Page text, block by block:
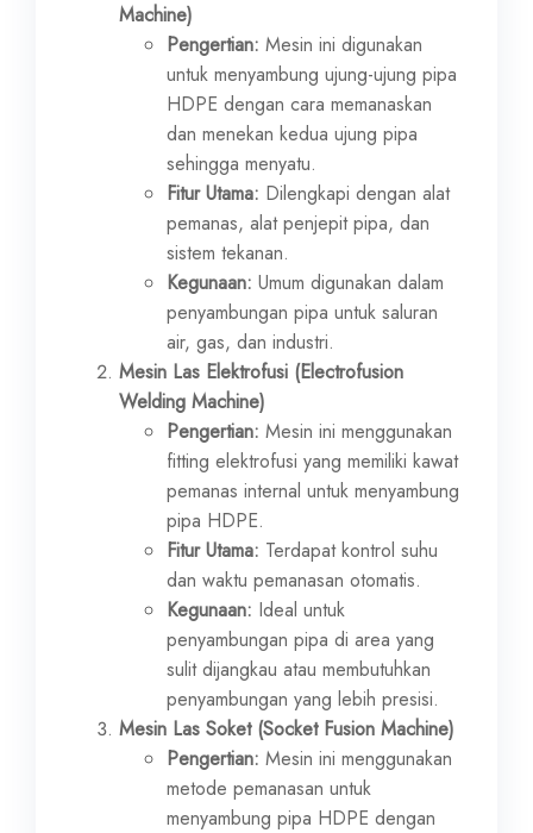
Machine)
Pengertian: Mesin ini digunakan
untuk menyambung ujung-ujung pipa
HDPE dengan cara memanaskan
dan menekan kedua ujung pipa
sehingga menyatu.
Fitur Utama: Dilengkapi dengan alat
pemanas, alat penjepit pipa, dan
sistem tekanan.
Kegunaan: Umum digunakan dalam
penyambungan pipa untuk saluran
air, gas, dan industri.
Mesin Las Elektrofusi (Electrofusion
Welding Machine)
Pengertian: Mesin ini menggunakan
fitting elektrofusi yang memiliki kawat
pemanas internal untuk menyambung
pipa HDPE.
Fitur Utama: Terdapat kontrol suhu
dan waktu pemanasan otomatis.
Kegunaan: Ideal untuk
penyambungan pipa di area yang
sulit dijangkau atau membutuhkan
penyambungan yang lebih presisi.
Mesin Las Soket (Socket Fusion Machine)
Pengertian: Mesin ini menggunakan
metode pemanasan untuk
menyambung pipa HDPE dengan